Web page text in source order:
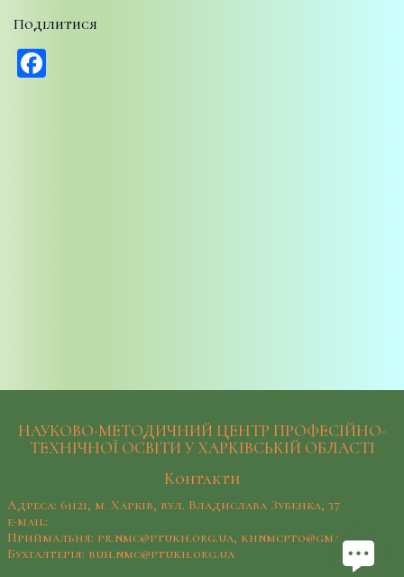
Поділитися
НАУКОВО-МЕТОДИЧНИЙ ЦЕНТР ПРОФЕСІЙНО-
ТЕХНІЧНОЇ ОСВІТИ У ХАРКІВСЬКІЙ ОБЛАСТІ
Контакти
Адреса: 61121, м. Харків, вул. Владислава Зубенка, 37
e-mail:
Приймальня: pr.nmc@ptukh.org.ua, khnmcpto@gmail.com
Бухгалтерія: buh.nmc@ptukh.org.ua